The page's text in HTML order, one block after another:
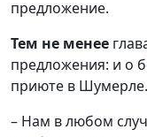
предложение.
Тем не менее
предложения: и о
приюте в Шумерле.
– Нам в любом